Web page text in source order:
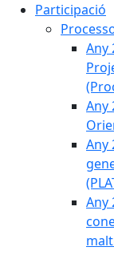
Participació
Any
Any
Any
Any